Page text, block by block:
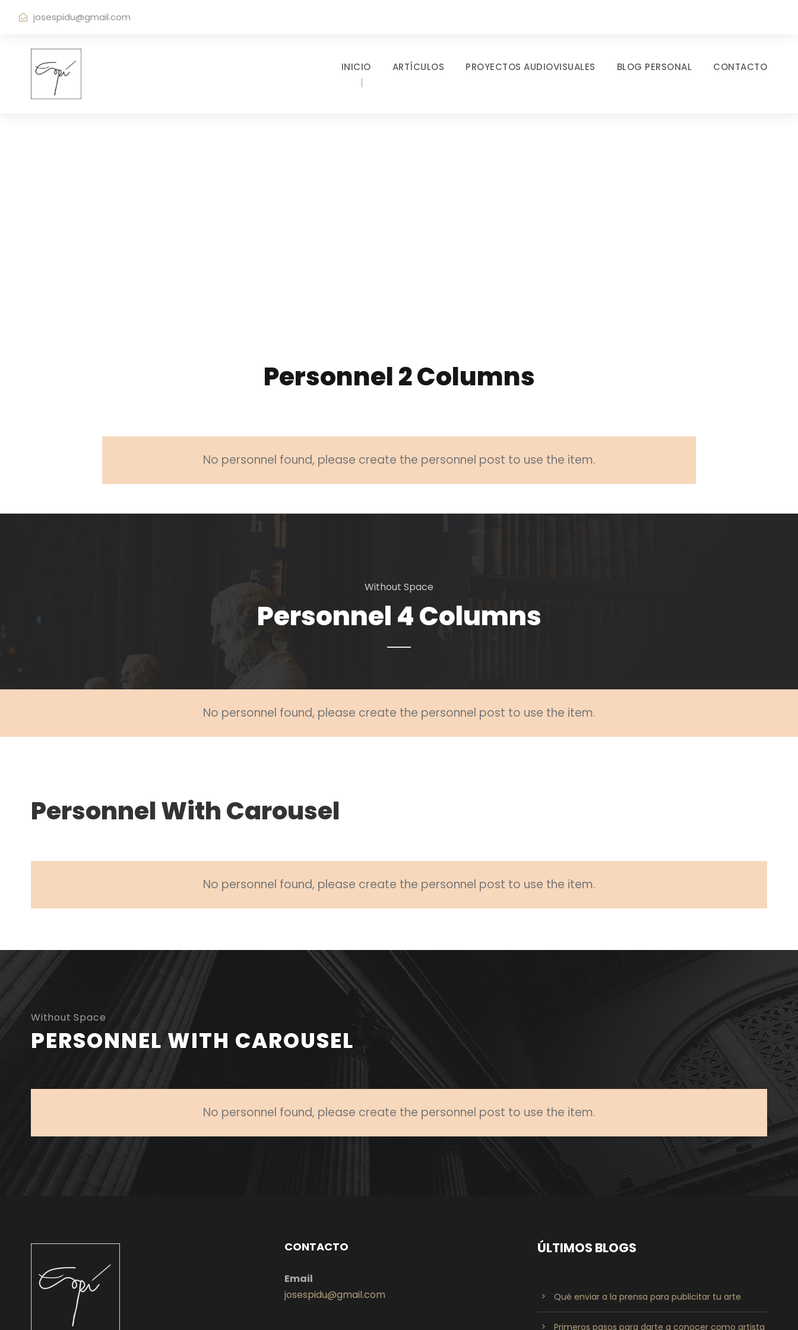
josespidu@gmail.com
INICIO ARTÍCULOS PROYECTOS AUDIOVISUALES BLOG PERSONAL CONTACTO
Personnel 2 Columns
No personnel found, please create the personnel post to use the item.
Without Space
Personnel 4 Columns
No personnel found, please create the personnel post to use the item.
Personnel With Carousel
No personnel found, please create the personnel post to use the item.
Without Space
PERSONNEL WITH CAROUSEL
No personnel found, please create the personnel post to use the item.
CONTACTO
Email
josespidu@gmail.com
ÚLTIMOS BLOGS
Qué enviar a la prensa para publicitar tu arte
Primeros pasos para darte a conocer como artista